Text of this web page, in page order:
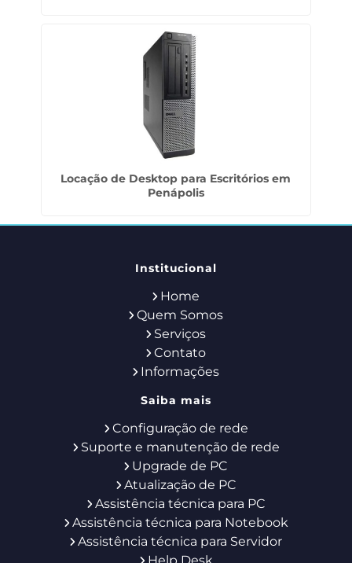
Locação de Desktop para Escritórios em
Penápolis
Institucional
Home
Quem Somos
Serviços
Contato
Informações
Saiba mais
Configuração de rede
Suporte e manutenção de rede
Upgrade de PC
Atualização de PC
Assistência técnica para PC
Assistência técnica para Notebook
Assistência técnica para Servidor